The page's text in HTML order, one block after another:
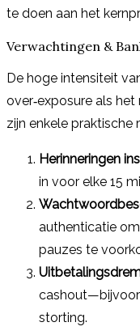
te doen aan het
Verwachtingen &
De hoge intensiteit
over‑exposure als
zijn enkele praktische
Herinneringen
in voor elke 15
authenticatie
pauzes te
storting.